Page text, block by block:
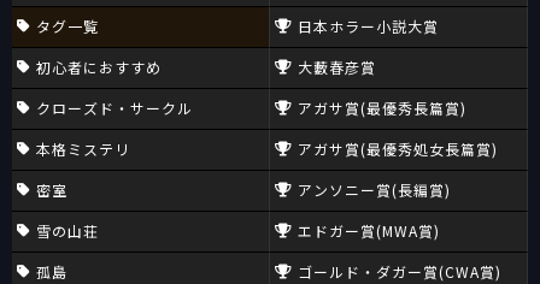
タグ一覧
初心者におすすめ
クローズド・サークル
本格ミステリ
密室
雪の山荘
孤島
日本ホラー小説大賞
大藪春彦賞
アガサ賞(最優秀長篇賞)
アガサ賞(最優秀処女長篇賞)
アンソニー賞(長編賞)
エドガー賞(MWA賞)
ゴールド・ダガー賞(CWA賞)